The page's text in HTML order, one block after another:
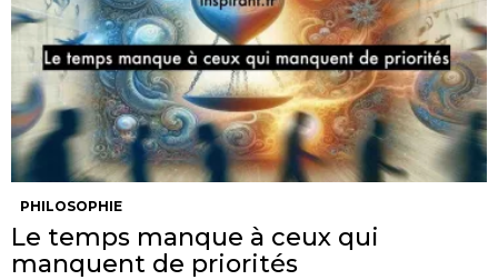
PHILOSOPHIE
Le temps manque à ceux qui
manquent de priorités